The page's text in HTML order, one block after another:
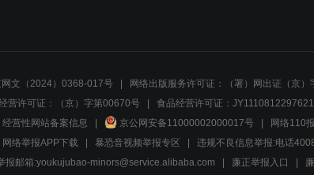
文（2024）0368-017号 网络出版服务许可证：（署）网出证（京）
营许可证：（京）字第00670号 食品经营许可证：
经营性网站备案信息 京公网安备11000002000017号 网络110
网络举报APP下载 暴恐音视频举报专区
违规不良信息举报:电话
报邮箱:youkujubao-minors@service.alibaba.com 廉正举报入口